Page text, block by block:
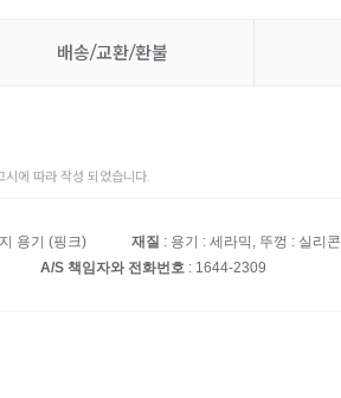
배송/교환/환불
에 따라 작성 되었습니다.
용기 (핑크) 재질 : 용기 : 세라믹, 뚜껑 : 실리콘
A/S 책임자와 전화번호 : 1644-2309